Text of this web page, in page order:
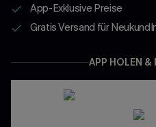
App-Exklusive Preise
Gratis Versand für
APP HOLEN &